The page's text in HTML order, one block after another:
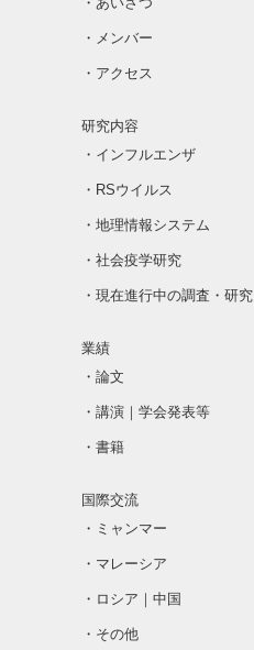
・メンバー
・アクセス
研究内容
・インフルエンザ
・RSウイルス
・地理情報システム
・社会疫学研究
・現在進行中の調査・研究
業績
・論文
・講演｜学会発表等
・書籍
国際交流
・ミャンマー
・マレーシア
・ロシア｜中国
・その他